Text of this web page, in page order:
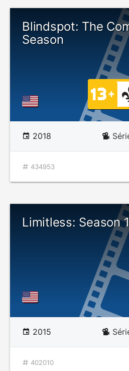
Blindspot: The
Season
2018
434953
Limitless: Season 1
2015
402010